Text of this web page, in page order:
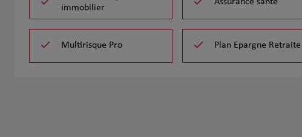
immobilier
Multirisque Pro Plan Epargne Retraite